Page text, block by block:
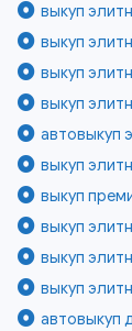
выкуп
выкуп
выкуп
выкуп
автовыкуп
выкуп
выкуп
выкуп
выкуп
выкуп
автовыкуп